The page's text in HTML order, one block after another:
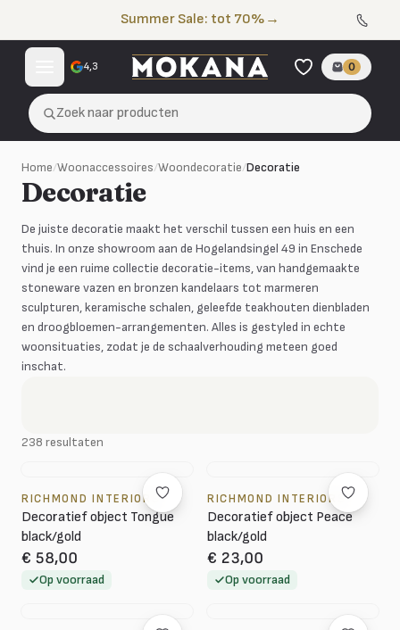
Summer Sale: tot 70% →
4,3 0
Zoek naar producten
Home/Woonaccessoires/Woondecoratie/Decoratie
Decoratie
De juiste decoratie maakt het verschil tussen een huis en een
thuis. In onze showroom aan de Hogelandsingel 49 in Enschede
vind je een ruime collectie decoratie-items, van handgemaakte
stoneware vazen en bronzen kandelaars tot marmeren
sculpturen, keramische schalen, geleefde teakhouten dienbladen
en droogbloemen-arrangementen. Alles is gestyled in echte
woonsituaties, zodat je de schaalverhouding meteen goed
inschat.
238 resultaten
RICHMOND INTERIORS
Decoratief object Tongue
black/gold
€ 58,00
Op voorraad
RICHMOND INTERIORS
Decoratief object Peace
black/gold
€ 23,00
Op voorraad